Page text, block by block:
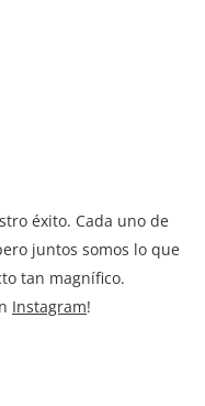
éxito. Cada uno de
juntos somos lo que
tan magnífico.
Instagram!